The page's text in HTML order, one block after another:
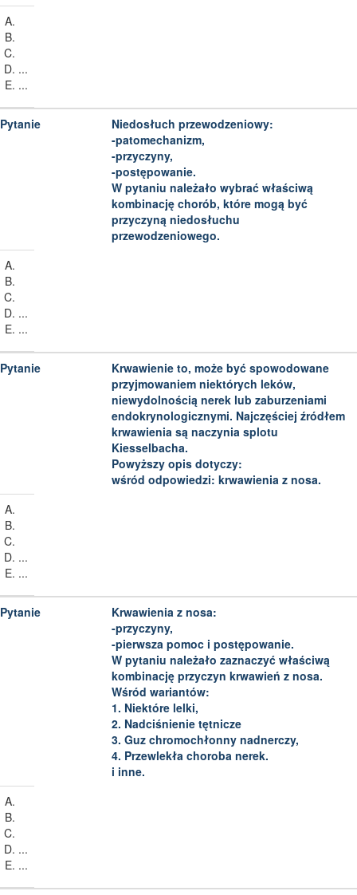
...
...
Niedosłuch przewodzeniowy:
-patomechanizm,
-przyczyny,
-postępowanie.
W pytaniu należało wybrać właściwą
kombinację chorób, które mogą być
przyczyną niedosłuchu
przewodzeniowego.
...
...
Krwawienie to, może być spowodowane
przyjmowaniem niektórych leków,
niewydolnością nerek lub zaburzeniami
endokrynologicznymi. Najczęściej źródłem
krwawienia są naczynia splotu
Kiesselbacha.
Powyższy opis dotyczy:
wśród odpowiedzi: krwawienia z nosa.
...
...
Krwawienia z nosa:
-przyczyny,
-pierwsza pomoc i postępowanie.
W pytaniu należało zaznaczyć właściwą
kombinację przyczyn krwawień z nosa.
Wśród wariantów:
1. Niektóre lelki,
2. Nadciśnienie tętnicze
3. Guz chromochłonny nadnerczy,
4. Przewlekła choroba nerek.
i inne.
...
...